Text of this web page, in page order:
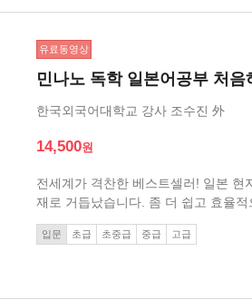
유료동영상
민나노 독학 일본어공부 처음
한국외국어대학교 강사 조수진 外
14,500
전세계가 격찬한 베스트셀러! 일본
재로 거듭났습니다. 좀 더 쉽고 효율
습니다. 바꿔넣기 연습만 하던 기존
꼭 필요한 문법 내용과 알아두면 좋
입문 초급 초중급 중급 고급